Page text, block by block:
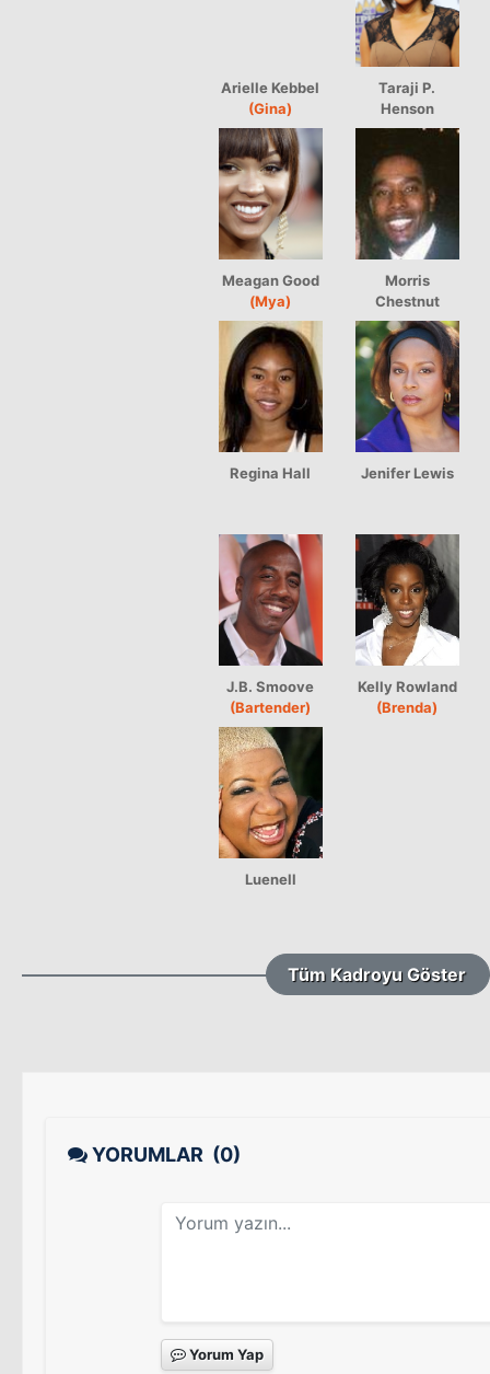
Arielle Kebbel
(Gina)
Taraji P.
Henson
Meagan Good
(Mya)
Morris
Chestnut
Regina Hall Jenifer Lewis
J.B. Smoove
(Bartender)
Kelly Rowland
(Brenda)
Luenell
Tüm Kadroyu Göster
YORUMLAR (0)
Yorum Yap